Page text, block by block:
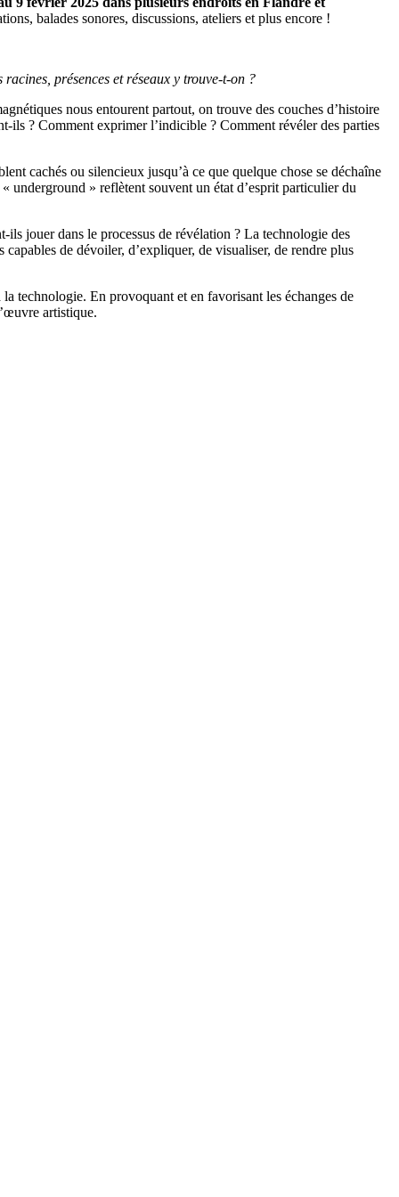
balades sonores, discussions, ateliers et plus encore !
présences et réseaux y trouve-t-on ?
nous entourent partout, on trouve des couches d’histoire
ils ? Comment exprimer l’indicible ? Comment révéler des parties
cachés ou silencieux jusqu’à ce que quelque chose se déchaîne
underground » reflètent souvent un état d’esprit particulier du
jouer dans le processus de révélation ? La technologie des
de dévoiler, d’expliquer, de visualiser, de rendre plus
technologie. En provoquant et en favorisant les échanges de
artistique.